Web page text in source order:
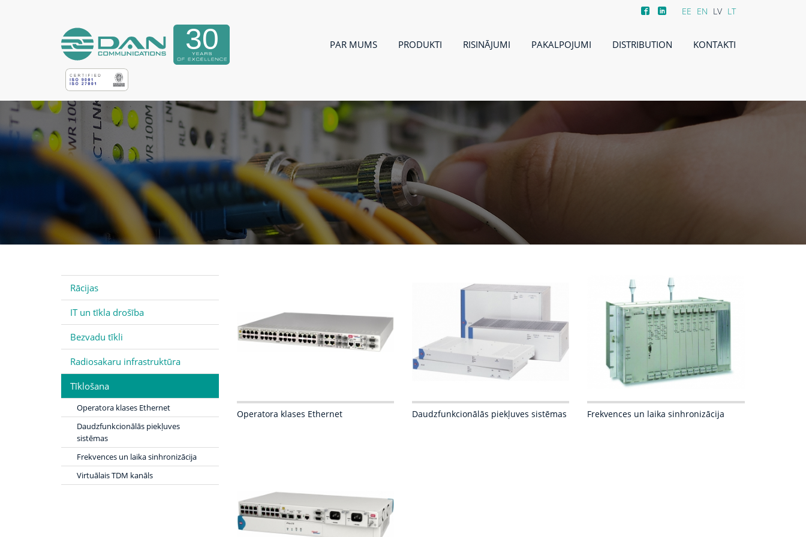
EE EN LV LT
PAR MUMS PRODUKTI RISINĀJUMI PAKALPOJUMI DISTRIBUTION KONTAKTI
Rācijas
IT un tīkla drošība
Bezvadu tīkli
Radiosakaru infrastruktūra
Tīklošana
Operatora klases Ethernet
Daudzfunkcionālās piekļuves
sistēmas
Frekvences un laika sinhronizācija
Virtuālais TDM kanāls
Operatora klases Ethernet Daudzfunkcionālās piekļuves sistēmas Frekvences un laika sinhronizācija